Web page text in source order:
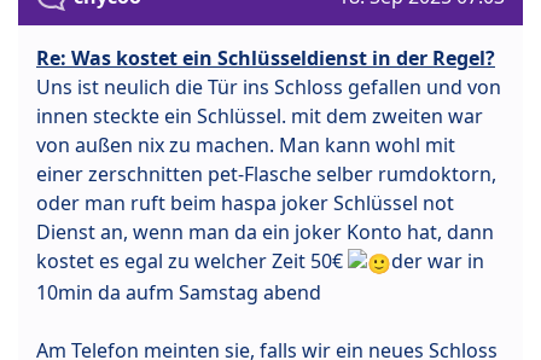
Re: Was kostet ein Schlüsseldienst in der Regel?
Uns ist neulich die Tür ins Schloss gefallen und von
innen steckte ein Schlüssel. mit dem zweiten war
von außen nix zu machen. Man kann wohl mit
einer zerschnitten pet-Flasche selber rumdoktorn,
oder man ruft beim haspa joker Schlüssel not
Dienst an, wenn man da ein joker Konto hat, dann
kostet es egal zu welcher Zeit 50€
der war in
10min da aufm Samstag abend
Am Telefon meinten sie, falls wir ein neues Schloss